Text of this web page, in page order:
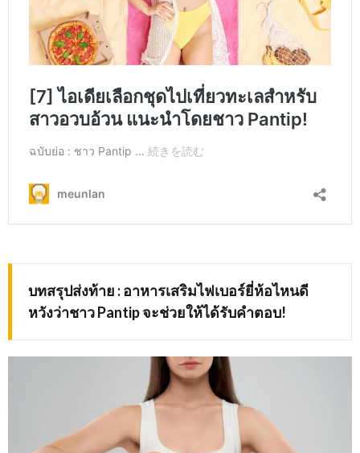
บทสรุปส่งท้าย : อาหารเสริมไฟเบอร์ยี่ห้อไหนดี
หวังว่าชาว Pantip จะช่วยให้ได้รับคำตอบ!